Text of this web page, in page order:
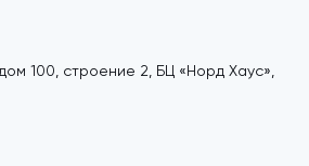
100, строение 2, БЦ «Норд Хаус»,